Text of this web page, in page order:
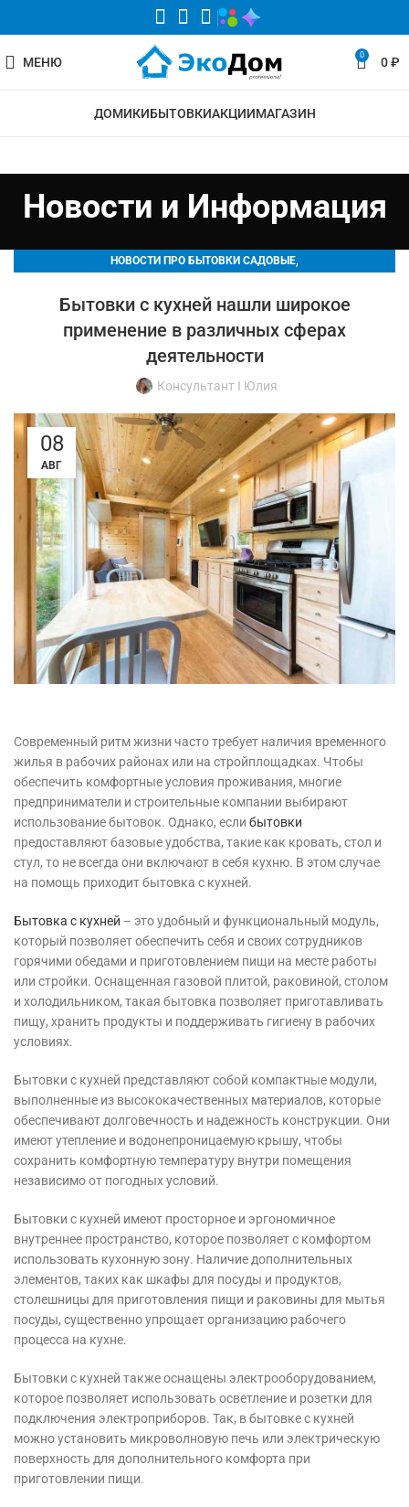
МЕНЮ 0 0₽
ДОМИКИБЫТОВКИАКЦИИМАГАЗИН
Новости и Информация
НОВОСТИ ПРО БЫТОВКИ САДОВЫЕ,
Бытовки с кухней нашли широкое
применение в различных сферах
деятельности
Консультант I Юлия
08
АВГ
Современный ритм жизни часто требует наличия временного
жилья в рабочих районах или на стройплощадках. Чтобы
обеспечить комфортные условия проживания, многие
предприниматели и строительные компании выбирают
использование бытовок. Однако, если бытовки
предоставляют базовые удобства, такие как кровать, стол и
стул, то не всегда они включают в себя кухню. В этом случае
на помощь приходит бытовка с кухней.
Бытовка с кухней – это удобный и функциональный модуль,
который позволяет обеспечить себя и своих сотрудников
горячими обедами и приготовлением пищи на месте работы
или стройки. Оснащенная газовой плитой, раковиной, столом
и холодильником, такая бытовка позволяет приготавливать
пищу, хранить продукты и поддерживать гигиену в рабочих
условиях.
Бытовки с кухней представляют собой компактные модули,
выполненные из высококачественных материалов, которые
обеспечивают долговечность и надежность конструкции. Они
имеют утепление и водонепроницаемую крышу, чтобы
сохранить комфортную температуру внутри помещения
независимо от погодных условий.
Бытовки с кухней имеют просторное и эргономичное
внутреннее пространство, которое позволяет с комфортом
использовать кухонную зону. Наличие дополнительных
элементов, таких как шкафы для посуды и продуктов,
столешницы для приготовления пищи и раковины для мытья
посуды, существенно упрощает организацию рабочего
процесса на кухне.
Бытовки с кухней также оснащены электрооборудованием,
которое позволяет использовать осветление и розетки для
подключения электроприборов. Так, в бытовке с кухней
можно установить микроволновую печь или электрическую
поверхность для дополнительного комфорта при
приготовлении пищи.